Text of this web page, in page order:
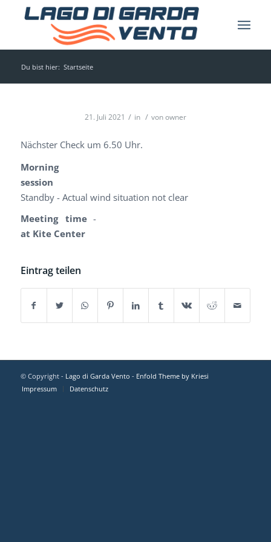
Du bist hier: Startseite
21. Juli 2021 / in / vonowner
Nächster Check um 6.50 Uhr.
Morning
session
Standby - Actual wind situation not clear
Meeting time
at Kite Center
-
Eintrag teilen
© Copyright - Lago di Garda Vento - Enfold Theme by Kriesi
Impressum
Datenschutz